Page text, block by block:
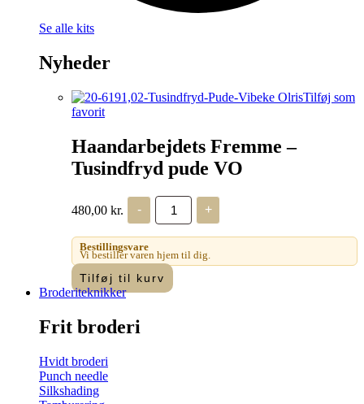
Se alle kits
Nyheder
Tilføj som
favorit
Haandarbejdets Fremme –
Tusindfryd pude VO
480,00 kr. -
Haandarbejdets
Fremme
-
Tusindfryd
pude
VO
antal
+
Bestillingsvare
Vi bestiller varen hjem til dig.
Tilføj til kurv
Broderiteknikker
Frit broderi
Hvidt broderi
Punch needle
Silkshading